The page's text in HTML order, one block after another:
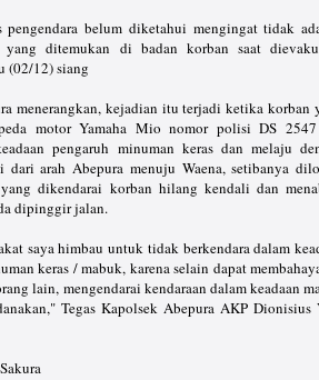
pengendara belum diketahui mengingat tidak
yang ditemukan di badan korban saat
(02/12) siang
menerangkan, kejadian itu terjadi ketika korban
motor Yamaha Mio nomor polisi DS
pengaruh minuman keras dan melaju
dari arah Abepura menuju Waena, setibanya
dikendarai korban hilang kendali dan
dipinggir jalan.
saya himbau untuk tidak berkendara dalam
keras / mabuk, karena selain dapat
lain, mengendarai kendaraan dalam keadaan
Tegas Kapolsek Abepura AKP Dionisius